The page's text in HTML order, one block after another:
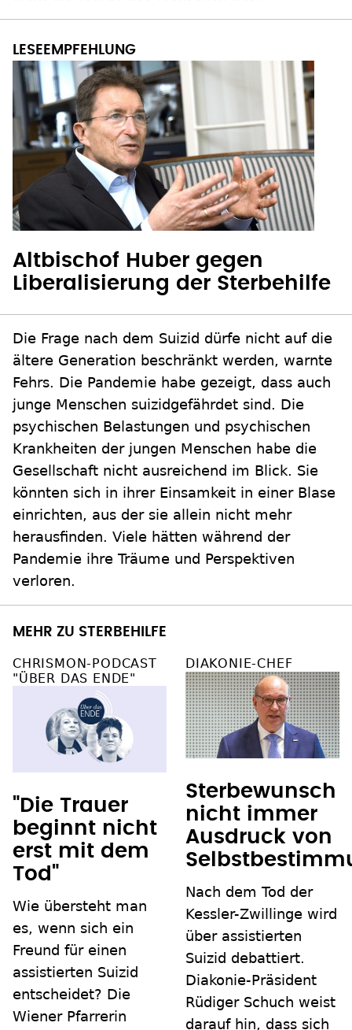
Altbischof Huber gegen
Liberalisierung der Sterbehilfe
Die Frage nach dem Suizid dürfe nicht auf die
ältere Generation beschränkt werden, warnte
Fehrs. Die Pandemie habe gezeigt, dass auch
junge Menschen suizidgefährdet sind. Die
psychischen Belastungen und psychischen
Krankheiten der jungen Menschen habe die
Gesellschaft nicht ausreichend im Blick. Sie
könnten sich in ihrer Einsamkeit in einer Blase
einrichten, aus der sie allein nicht mehr
herausfinden. Viele hätten während der
Pandemie ihre Träume und Perspektiven
verloren.
MEHR ZU STERBEHILFE
CHRISMON-PODCAST
"ÜBER DAS ENDE"
"Die Trauer
beginnt nicht
erst mit dem
Tod"
Wie übersteht man
es, wenn sich ein
Freund für einen
assistierten Suizid
entscheidet? Die
Wiener Pfarrerin
DIAKONIE-CHEF
Sterbewunsch
nicht immer
Ausdruck von
Nach dem Tod der
Kessler-Zwillinge wird
über assistierten
Suizid debattiert.
Diakonie-Präsident
Rüdiger Schuch weist
darauf hin, dass sich